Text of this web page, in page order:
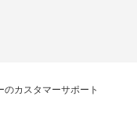
カスタマーサポート